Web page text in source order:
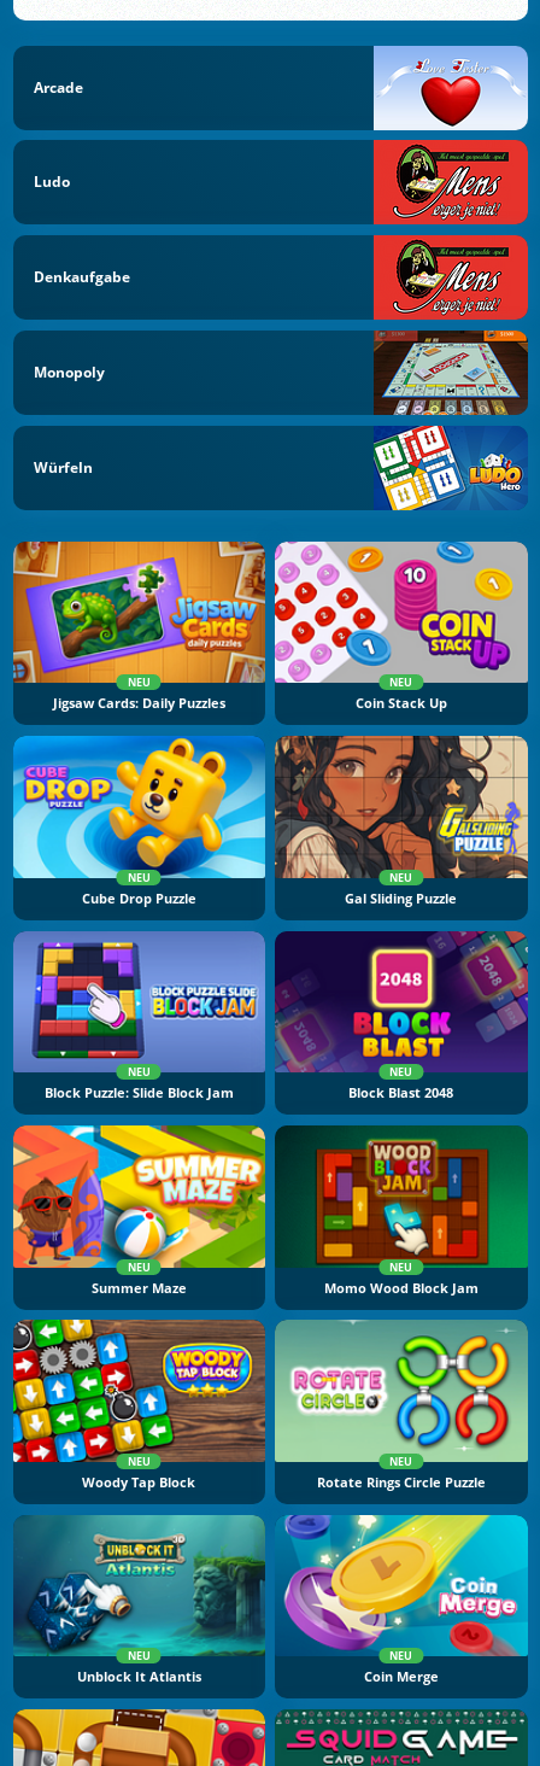
Arcade
Ludo
Denkaufgabe
Monopoly
Würfeln
NEU
Jigsaw Cards: Daily Puzzles
NEU
Coin Stack Up
NEU
Cube Drop Puzzle
NEU
Gal Sliding Puzzle
NEU
Block Puzzle: Slide Block Jam
NEU
Block Blast 2048
NEU
Summer Maze
NEU
Momo Wood Block Jam
NEU
Woody Tap Block
NEU
Rotate Rings Circle Puzzle
NEU
Unblock It Atlantis
NEU
Coin Merge